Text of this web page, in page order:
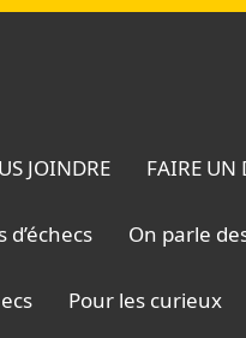
JOINDRE FAIRE UN
d’échecs On parle
Pour les curieux